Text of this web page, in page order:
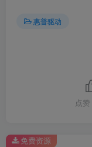
惠普驱动
点赞
免费资源